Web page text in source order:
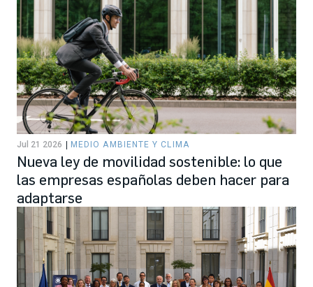
Jul 21 2026 MEDIO AMBIENTE Y CLIMA
Nueva ley de movilidad sostenible: lo que
las empresas españolas deben hacer para
adaptarse